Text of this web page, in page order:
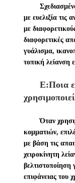
με ευελιξία τις
με
διαφορετικές
γυάλισμα,
τοπική λείανση
Ε:Ποια
Όταν
κομματιών,
με βάση τις
χειροκίνητη
επιφάνειας του